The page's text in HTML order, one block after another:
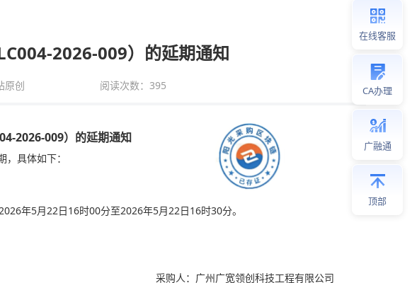
在线客服
CA办理
广融通
顶部
2026-009）的延期通知
原创 阅读次数： 395
2026-009）的延期通知
具体如下：
年5月22日16时00分至2026年5月22日16时30分。
采购人：广州广宽领创科技工程有限公司